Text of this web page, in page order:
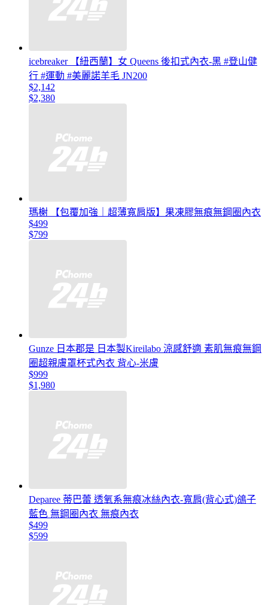
icebreaker 【紐西蘭】女 Queens 後扣式內衣-黑 #登山健
行 #運動 #美麗諾羊毛 JN200
$2,142
$2,380
瑪榭 【包覆加強｜超薄寬肩版】果凍膠無痕無鋼圈內衣
$499
$799
Gunze 日本郡是 日本製Kireilabo 涼感舒適 素肌無痕無鋼
圈超親膚罩杯式內衣 背心-米膚
$999
$1,980
Deparee 蒂巴蕾 透氧系無痕冰絲內衣-寬肩(背心式)鴿子
藍色 無鋼圈內衣 無痕內衣
$499
$599